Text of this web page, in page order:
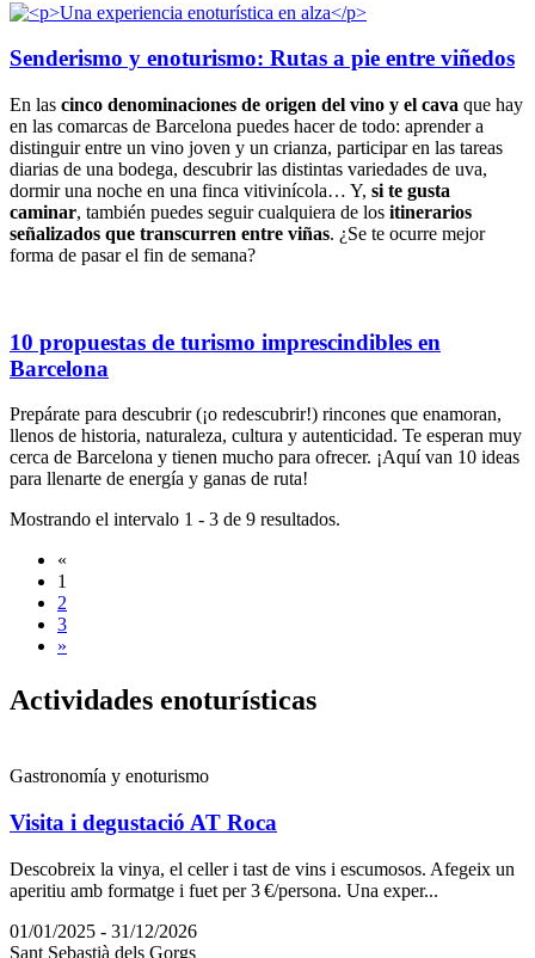
Senderismo y enoturismo: Rutas a pie entre viñedos
En las cinco denominaciones de origen del vino y el cava que hay
en las comarcas de Barcelona puedes hacer de todo: aprender a
distinguir entre un vino joven y un crianza, participar en las tareas
diarias de una bodega, descubrir las distintas variedades de uva,
dormir una noche en una finca vitivinícola… Y, si te gusta
caminar, también puedes seguir cualquiera de los itinerarios
señalizados que transcurren entre viñas. ¿Se te ocurre mejor
forma de pasar el fin de semana?
10 propuestas de turismo imprescindibles en
Barcelona
Prepárate para descubrir (¡o redescubrir!) rincones que enamoran,
llenos de historia, naturaleza, cultura y autenticidad. Te esperan muy
cerca de Barcelona y tienen mucho para ofrecer. ¡Aquí van 10 ideas
para llenarte de energía y ganas de ruta!
Mostrando el intervalo 1 - 3 de 9 resultados.
«
1
2
3
»
Actividades enoturísticas
Gastronomía y enoturismo
Visita i degustació AT Roca
Descobreix la vinya, el celler i tast de vins i escumosos. Afegeix un
aperitiu amb formatge i fuet per 3 €/persona. Una exper...
01/01/2025 - 31/12/2026
Sant Sebastià dels Gorgs